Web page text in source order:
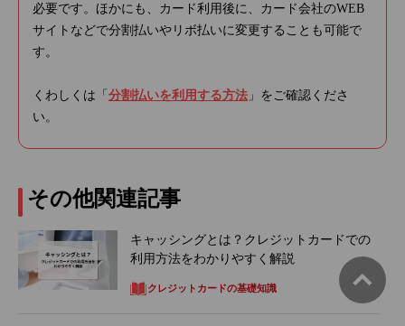
必要です。ほかにも、カード利用後に、カード会社のWEB
サイトなどで分割払いやリボ払いに変更することも可能で
す。
くわしくは「 分割払いを利用する方法 」をご確認くださ
い。
その他関連記事
キャッシングとは？クレジットカードでの
利用方法をわかりやすく解説
クレジットカードの基礎知識